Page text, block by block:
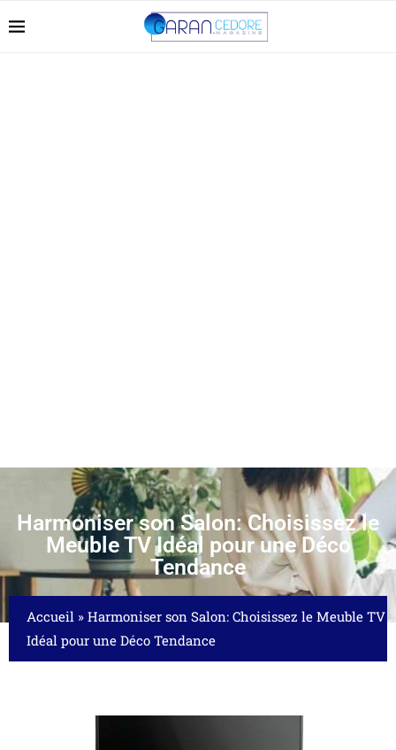
Harmoniser son Salon: Choisissez le
Meuble TV Idéal pour une Déco
Tendance
Accueil » Harmoniser son Salon: Choisissez le Meuble TV
Idéal pour une Déco Tendance